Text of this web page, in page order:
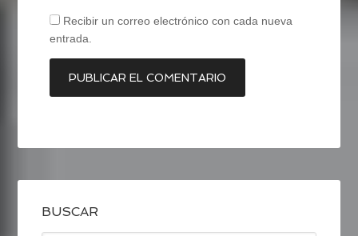
Recibir un correo electrónico con cada nueva
entrada.
BUSCAR